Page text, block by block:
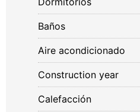
Baños
Aire acondicionado
Construction year
Calefacción